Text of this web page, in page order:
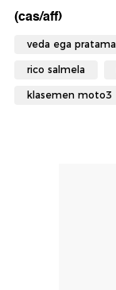
(cas/aff)
veda ega pratama
rico salmela
klasemen moto3